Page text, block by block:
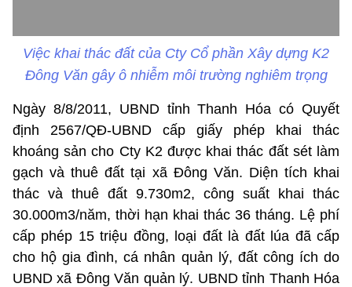
Việc khai thác đất của Cty Cổ phần Xây dựng K2
Đông Văn gây ô nhiễm môi trường nghiêm trọng
Ngày 8/8/2011, UBND tỉnh Thanh Hóa có Quyết
định 2567/QĐ-UBND cấp giấy phép khai thác
khoáng sản cho Cty K2 được khai thác đất sét làm
gạch và thuê đất tại xã Đông Văn. Diện tích khai
thác và thuê đất 9.730m2, công suất khai thác
30.000m3/năm, thời hạn khai thác 36 tháng. Lệ phí
cấp phép 15 triệu đồng, loại đất là đất lúa đã cấp
cho hộ gia đình, cá nhân quản lý, đất công ích do
UBND xã Đông Văn quản lý. UBND tỉnh Thanh Hóa